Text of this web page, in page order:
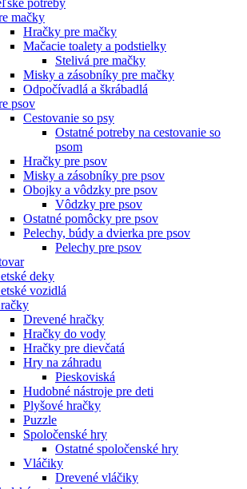
potreby
mačky
Hračky pre mačky
Mačacie toalety a podstielky
Stelivá pre mačky
Misky a zásobníky pre mačky
Odpočívadlá a škrábadlá
psov
Cestovanie so psy
Ostatné potreby na cestovanie so
psom
Hračky pre psov
Misky a zásobníky pre psov
Obojky a vôdzky pre psov
Vôdzky pre psov
Ostatné pomôcky pre psov
Pelechy, búdy a dvierka pre psov
Pelechy pre psov
deky
vozidlá
Drevené hračky
Hračky do vody
Hračky pre dievčatá
Hry na záhradu
Pieskoviská
Hudobné nástroje pre deti
Plyšové hračky
Puzzle
Spoločenské hry
Ostatné spoločenské hry
Vláčiky
Drevené vláčiky